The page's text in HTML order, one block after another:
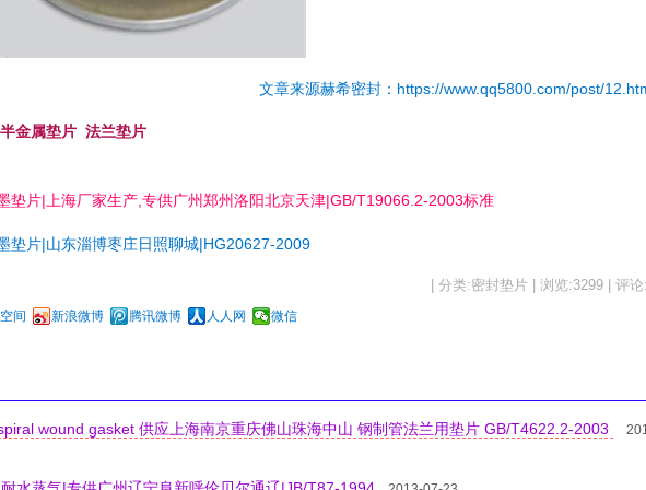
文章来源赫希密封： https://www.qq5800.com/post/
半金属垫片 法兰垫片
垫片|上海厂家生产,专供广州郑州洛阳北京天津|GB/T19066.2-2003标准
垫片|山东淄博枣庄日照聊城|HG20627-2009
| 分类:密封垫片 | 浏览:3299 | 评
间 新浪微博 腾讯微博 人人网 微信
wound gasket 供应上海南京重庆佛山珠海中山 钢制管法兰用垫片 GB/T4622.2-2003
201